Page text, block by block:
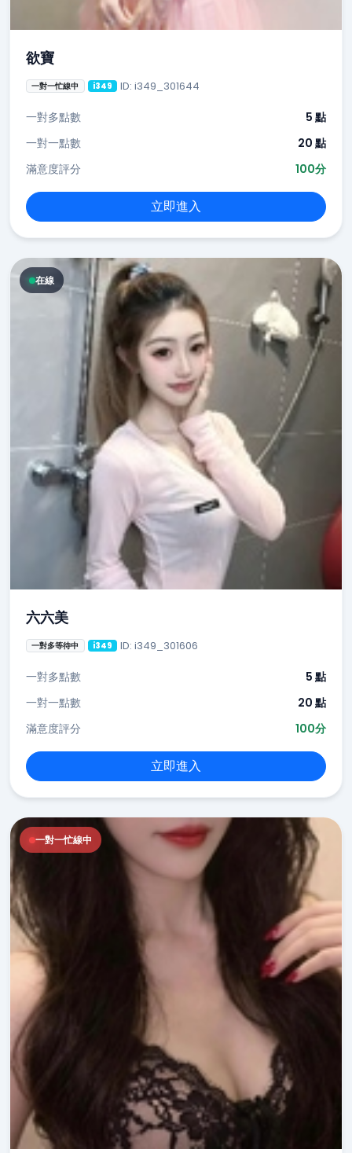
欲寶
一對一忙線中 i349 ID: i349_301644
一對多點數
5 點
一對一點數
20 點
滿意度評分
100分
立即進入
在線
六六美
一對多等待中 i349 ID: i349_301606
一對多點數
5 點
一對一點數
20 點
滿意度評分
100分
立即進入
一對一忙線中